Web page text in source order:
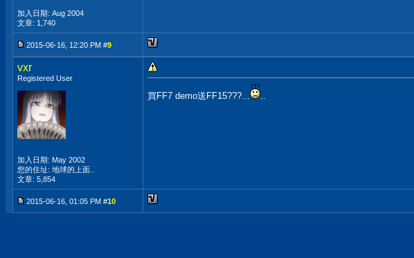
加入日期: Aug 2004
文章: 1,740
2015-06-16, 12:20 PM #9
vxr
Registered User
加入日期: May 2002
您的住址: 地球的上面..
文章: 5,854
買FF7 demo送FF15???... ..
2015-06-16, 01:05 PM #10